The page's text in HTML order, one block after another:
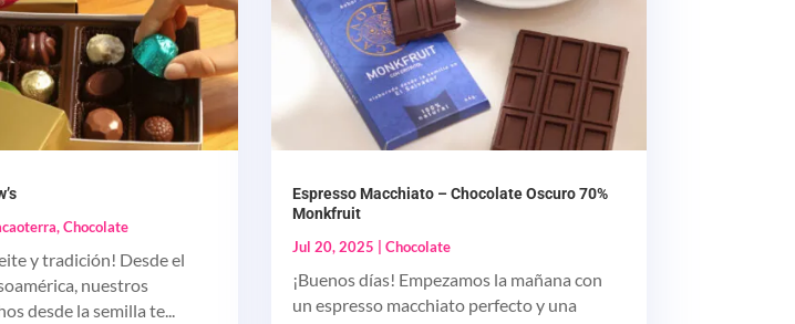
,Chocolate
y tradición! Desde el
nuestros
desde la semilla te...
Espresso Macchiato – Chocolate Oscuro 70%
Monkfruit
Jul 20, 2025 |Chocolate
¡Buenos días! Empezamos la mañana con
un espresso macchiato perfecto y una